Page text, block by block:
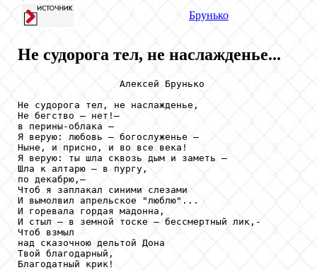
Брунько
Не судорога тел, не наслажденье...
                  Алексей Брунько
Не судорога тел, не наслажденье,
Не бегство — нет!—
в перины-облака —
Я верую: любовь — богослуженье —
Ныне, и присно, и во все века!
Я верую: ты шла сквозь дым и заметь —
Шла к алтарю — в пургу,
по декабрю,—
Чтоб я заплакал синими слезами
И вымолвил апрельское "люблю"...
И горевала гордая мадонна,
И стыл — в земной тоске — бессмертный лик,-
Чтоб взмыл
над сказочною дельтой Дона
Твой благодарный,
Благодатный крик!